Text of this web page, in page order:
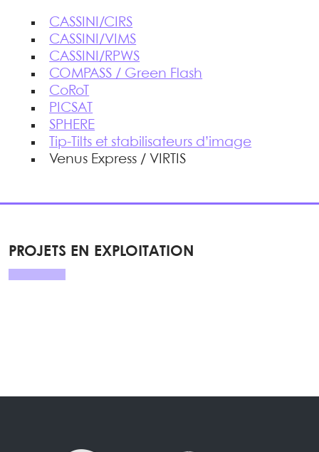
CASSINI/CIRS
CASSINI/VIMS
CASSINI/RPWS
COMPASS / Green Flash
CoRoT
PICSAT
SPHERE
Tip-Tilts et stabilisateurs d’image
Venus Express / VIRTIS
PROJETS EN EXPLOITATION